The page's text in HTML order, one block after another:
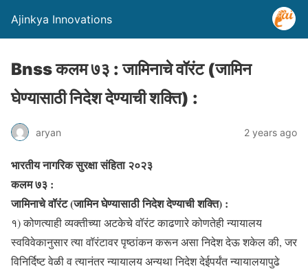
Ajinkya Innovations
Bnss कलम ७३ : जामिनाचे वॉरंट (जामिन
घेण्यासाठी निदेश देण्याची शक्ति) :
aryan 2 years ago
भारतीय नागरिक सुरक्षा संहिता २०२३
कलम ७३ :
जामिनाचे वॉरंट (जामिन घेण्यासाठी निदेश देण्याची शक्ति) :
१) कोणत्याही व्यक्तीच्या अटकेचे वॉरंट काढणारे कोणतेही न्यायालय
स्वविवेकानुसार त्या वॉरंटावर पृष्ठांकन करून असा निदेश देऊ शकेल की, जर
विनिर्दिष्ट वेळी व त्यानंतर न्यायालय अन्यथा निदेश देईपर्यंत न्यायालयापुढे